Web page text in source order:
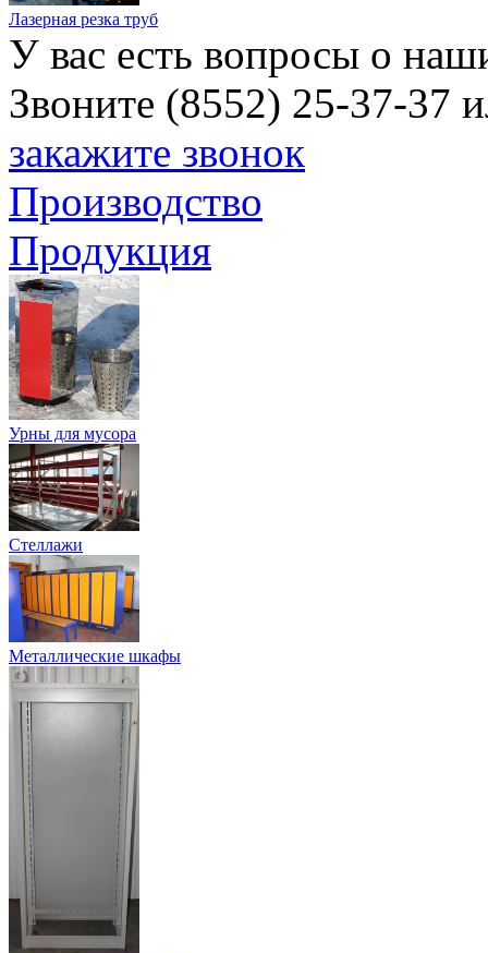
Лазерная резка труб
У вас есть вопросы о
Звоните (8552) 25-37-37
закажите звонок
Производство
Продукция
Урны для мусора
Стеллажи
Металлические шкафы